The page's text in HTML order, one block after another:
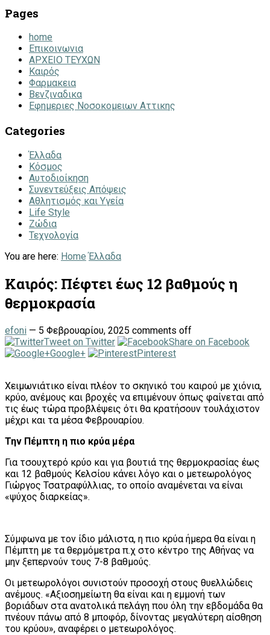
Pages
home
Επικοινωνια
ΑΡΧΕΙΟ ΤΕΥΧΩΝ
Καιρός
Φαρμακεια
Βενζιναδικα
Εφημεριες Νοσοκομειων Αττικης
Categories
Έλλαδα
Κόσμος
Αυτοδιοίκηση
Συνεντεύξεις Απόψεις
Αθλητισμός και Υγεία
Life Style
Ζώδια
Τεχνολογία
You are here: Home Έλλαδα
Καιρός: Πέφτει έως 12 βαθμούς η
θερμοκρασία
efoni — 5 Φεβρουαρίου, 2025 comments off
Tweet on Twitter
Share on Facebook
Google+
Pinterest
Χειμωνιάτικο είναι πλέον το σκηνικό του καιρού με χιόνια,
κρύο, ανέμους και βροχές να επιμένουν όπως φαίνεται από
τις έως τώρα προβλέψεις ότι θα κρατήσουν τουλάχιστον
μέχρι και τα μέσα Φεβρουαρίου.
Την Πέμπτη η πιο κρύα μέρα
Για τσουχτερό κρύο και για βουτιά της θερμοκρασίας έως
και 12 βαθμούς Κελσίου κάνει λόγο και ο μετεωρολόγος
Γιώργος Τσατραφύλλιας, το οποίο αναμένεται να είναι
«ψύχος διαρκείας».
Σύμφωνα με τον ίδιο μάλιστα, η πιο κρύα ήμερα θα είναι η
Πέμπτη με τα θερμόμετρα π.χ στο κέντρο της Αθήνας να
μην ξεπερνούν τους 7-8 βαθμούς.
Οι μετεωρολόγοι συνιστούν προσοχή στους θυελλώδεις
ανέμους. «Αξιοσημείωτη θα είναι και η εμμονή των
βοριάδων στα ανατολικά πελάγη που όλη την εβδομάδα θα
πνέουν πάνω από 8 μποφόρ, δίνοντας μεγαλύτερη αίσθηση
του κρύου», αναφέρει ο μετεωρολόγος.